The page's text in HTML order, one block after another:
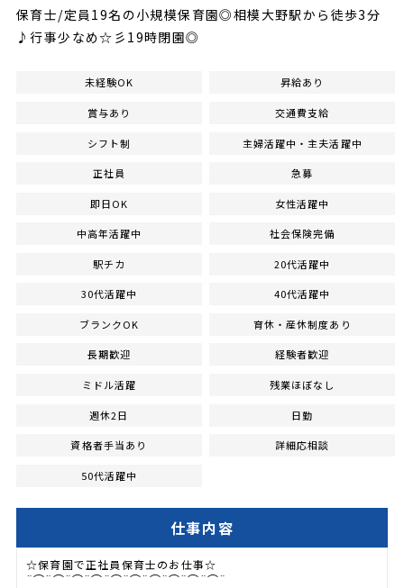
保育士/定員19名の小規模保育園◎相模大野駅から徒歩3分
♪行事少なめ☆彡19時閉園◎
未経験OK 昇給あり
賞与あり 交通費支給
シフト制 主婦活躍中・主夫活躍中
正社員 急募
即日OK 女性活躍中
中高年活躍中 社会保険完備
駅チカ 20代活躍中
30代活躍中 40代活躍中
ブランクOK 育休・産休制度あり
長期歓迎 経験者歓迎
ミドル活躍 残業ほぼなし
週休2日 日勤
資格者手当あり 詳細応相談
50代活躍中
仕事内容
☆保育園で正社員保育士のお仕事☆
¨⌒¨⌒¨⌒¨⌒¨⌒¨⌒¨⌒¨⌒¨⌒¨⌒¨